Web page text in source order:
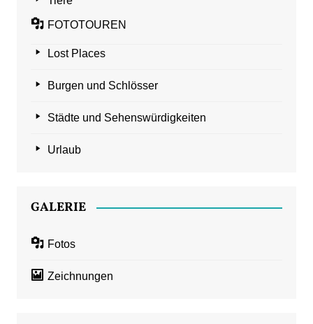
FOTOTOUREN
Lost Places
Burgen und Schlösser
Städte und Sehenswürdigkeiten
Urlaub
GALERIE
Fotos
Zeichnungen